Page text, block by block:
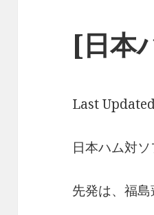
[日本
Last
日本ハム対
先発は、福